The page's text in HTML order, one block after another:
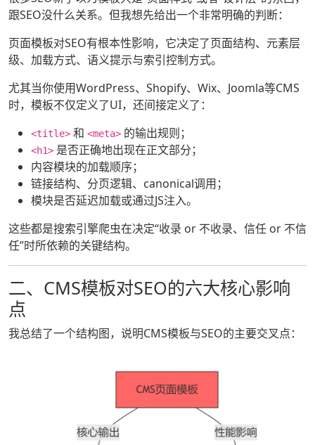
跟SEO没什么关系。但我想先给出一个非常明确的判断：
页面模板对SEO有根本性影响，它决定了页面结构、元素层
级、加载方式、语义提示与索引控制方式。
尤其当你使用WordPress、Shopify、Wix、Joomla等CMS
时，模板不仅定义了UI，还间接定义了：
<title> 和 <meta> 的输出规则；
<h1> 是否正确地出现在正文部分；
内容模块的加载顺序；
链接结构、分页逻辑、canonical调用；
模块是否延迟加载或通过JS注入。
这些都是搜索引擎爬虫在决定“收录 or 不收录、信任 or 不信
任”时所依赖的关键结构。
二、CMS模板对SEO的六大核心影响
点
我总结了一个结构图，说明CMS模板与SEO的主要交叉点：